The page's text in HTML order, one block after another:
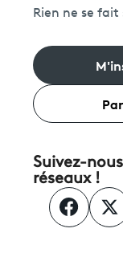
Rien ne se fait
Suivez-
réseaux !